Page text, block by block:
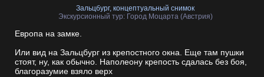
Зальцбург, концептуальный снимок
Экскурсионный тур: Город Моцарта (Австрия)
Европа на замке.
Или вид на Зальцбург из крепостного окна. Еще там пушки
стоят, ну, как обычно. Наполеону крепость сдалась без боя,
благоразумие взяло верх